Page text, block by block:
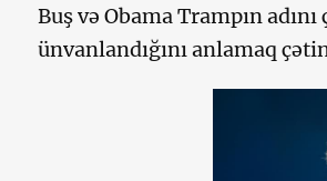
Buş və Obama Trampın
ünvanlandığını anlamaq